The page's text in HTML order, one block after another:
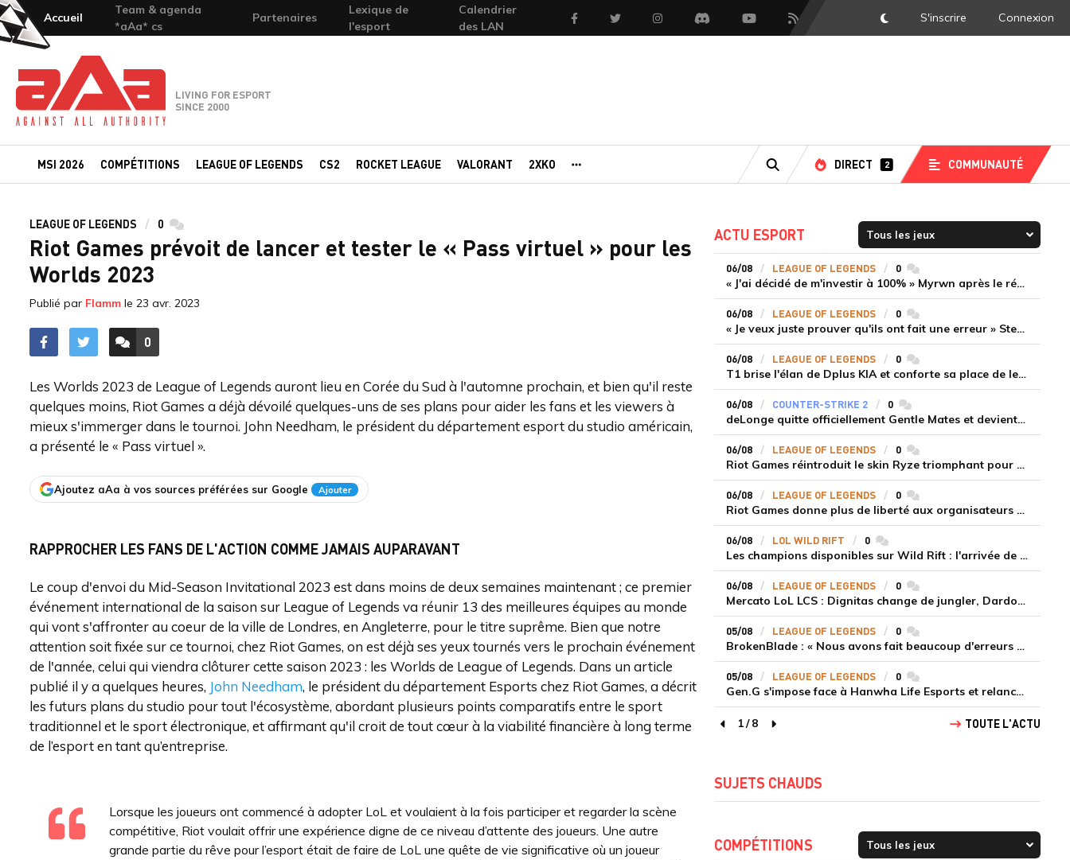
Accueil
Team & agenda
*aAa* cs
Partenaires
Lexique de
l'esport
Calendrier
des LAN
FacebookTwitter InstagramDiscord YoutubeFlux RSS DarkMode
S'inscrire Connexion
Team-aAa - against All authority
LIVING FOR ESPORT
SINCE 2000
MSI 2026 COMPÉTITIONS LEAGUE OF LEGENDS CS2 ROCKET LEAGUE VALORANT 2XKO
RECHERCHE
DIRECT 2 COMMUNAUTÉ
LEAGUE OF LEGENDS 0 commentaires
Riot Games prévoit de lancer et tester le « Pass virtuel » pour les
Worlds 2023
Publié par Flamm le 23 avr. 2023
ACCÉDER AUX
0
COMMENTAIRES
Les Worlds 2023 de League of Legends auront lieu en Corée du Sud à l'automne prochain, et bien qu'il reste
quelques moins, Riot Games a déjà dévoilé quelques-uns de ses plans pour aider les fans et les viewers à
mieux s'immerger dans le tournoi. John Needham, le président du département esport du studio américain,
a présenté le « Pass virtuel ».
Ajoutez aAa à vos sources préférées sur Google Ajouter
RAPPROCHER LES FANS DE L'ACTION COMME JAMAIS AUPARAVANT
Le coup d'envoi du Mid-Season Invitational 2023 est dans moins de deux semaines maintenant ; ce premier
événement international de la saison sur League of Legends va réunir 13 des meilleures équipes au monde
qui vont s'affronter au coeur de la ville de Londres, en Angleterre, pour le titre suprême. Bien que notre
attention soit fixée sur ce tournoi, chez Riot Games, on est déjà ses yeux tournés vers le prochain événement
de l'année, celui qui viendra clôturer cette saison 2023 : les Worlds de League of Legends. Dans un article
publié il y a quelques heures, John Needham, le président du département Esports chez Riot Games, a décrit
les futurs plans du studio pour tout l'écosystème, abordant plusieurs points comparatifs entre le sport
traditionnel et le sport électronique, et affirmant qu'il croit de tout cœur à la viabilité financière à long terme
de l’esport en tant qu’entreprise.
Lorsque les joueurs ont commencé à adopter LoL et voulaient à la fois participer et regarder la scène
compétitive, Riot voulait offrir une expérience digne de ce niveau d’attente des joueurs. Une autre
grande partie du rêve pour l’esport était de faire de LoL une quête de vie significative où un joueur
ACTU ESPORT
06/08 LEAGUE OF LEGENDS 0commentaires
« J'ai décidé de m'investir à 100% » Myrwn après le réveil de Movistar KOI face à Fnatic
06/08 LEAGUE OF LEGENDS 0commentaires
« Je veux juste prouver qu'ils ont fait une erreur » Stend se confie sur son mercato chaotique et ses ambitions avec Shifters
06/08 LEAGUE OF LEGENDS 0commentaires
T1 brise l'élan de Dplus KIA et conforte sa place de leader en LCK 2026 Rounds 3-4
06/08 COUNTER-STRIKE 2 0commentaires
deLonge quitte officiellement Gentle Mates et devient agent libre
06/08 LEAGUE OF LEGENDS 0commentaires
Riot Games réintroduit le skin Ryze triomphant pour récompenser la scène amateur
06/08 LEAGUE OF LEGENDS 0commentaires
Riot Games donne plus de liberté aux organisateurs de tournois locaux sur League of Legends
06/08 LOL WILD RIFT 0commentaires
Les champions disponibles sur Wild Rift : l'arrivée de Cho'Gath
06/08 LEAGUE OF LEGENDS 0commentaires
Mercato LoL LCS : Dignitas change de jungler, Dardoch fait son retour en LCS, eXyu annonce sa retraite
05/08 LEAGUE OF LEGENDS 0commentaires
BrokenBlade : « Nous avons fait beaucoup d'erreurs bêtes, mais une victoire reste une victoire et c'est une chose dont on peut se réjouir »
05/08 LEAGUE OF LEGENDS 0commentaires
Gen.G s'impose face à Hanwha Life Esports et relance sa dynamique en LCK
page précédente
1/8
page suivante
TOUTE L'ACTU
SUJETS CHAUDS
COMPÉTITIONS